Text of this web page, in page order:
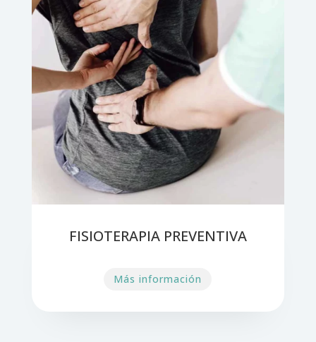
FISIOTERAPIA PREVENTIVA
Más información